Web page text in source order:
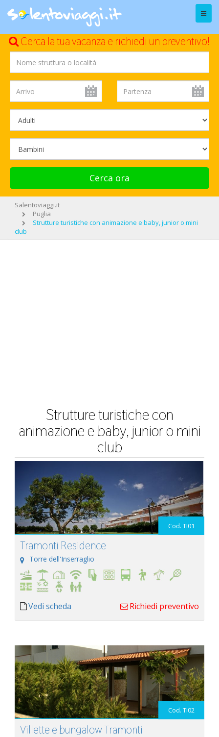
Menu
Cerca la tua vacanza e richiedi un preventivo!
Cerca ora
Salentoviaggi.it
Puglia
Strutture turistiche con animazione e baby, junior o mini
club
Strutture turistiche con
animazione e baby, junior o mini
club
Cod. TI01
Tramonti Residence
Torre dell'Inserraglio
Vedi scheda Richiedi preventivo
Cod. TI02
Villette e bungalow Tramonti